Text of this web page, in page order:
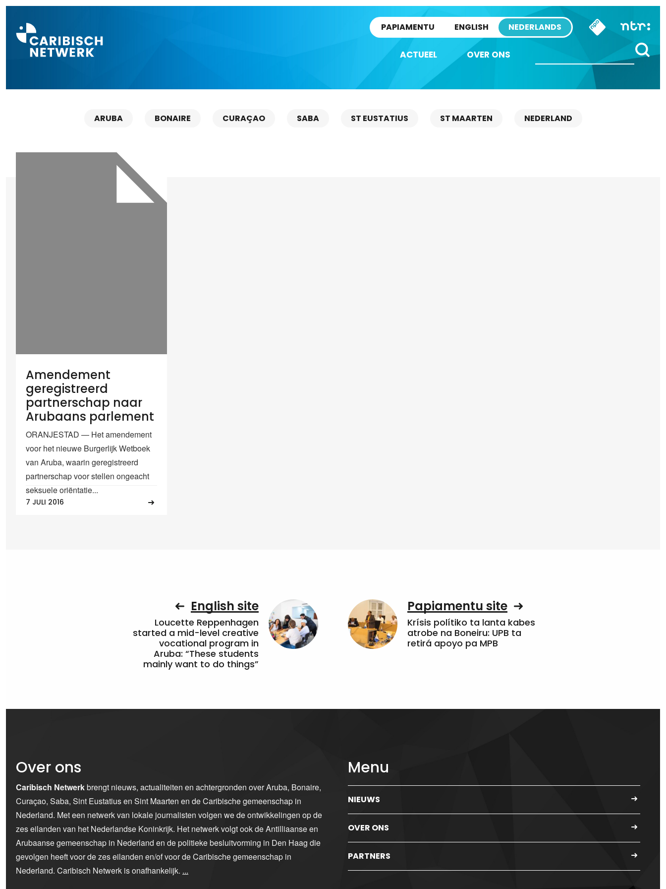
PAPIAMENTU ENGLISH NEDERLANDS
ACTUEEL OVER ONS
ARUBA BONAIRE CURAÇAO SABA ST EUSTATIUS ST MAARTEN NEDERLAND
Amendement
geregistreerd
partnerschap naar
Arubaans parlement
ORANJESTAD — Het amendement
voor het nieuwe Burgerlijk Wetboek
van Aruba, waarin geregistreerd
partnerschap voor stellen ongeacht
seksuele oriëntatie...
7 JULI 2016
English site
Loucette Reppenhagen
started a mid-level creative
vocational program in
Aruba: “These students
mainly want to do things”
Papiamentu site
Krísis polítiko ta lanta kabes
atrobe na Boneiru: UPB ta
retirá apoyo pa MPB
Over ons
Caribisch Netwerkbrengt nieuws, actualiteiten en achtergronden over Aruba, Bonaire,
Curaçao, Saba, Sint Eustatius en Sint Maarten en de Caribische gemeenschap in
Nederland. Met een netwerk van lokale journalisten volgen we de ontwikkelingen op de
zes eilanden van het Nederlandse Koninkrijk. Het netwerk volgt ook de Antilliaanse en
Arubaanse gemeenschap in Nederland en de politieke besluitvorming in Den Haag die
gevolgen heeft voor de zes eilanden en/of voor de Caribische gemeenschap in
Nederland. Caribisch Netwerk is onafhankelijk. ...
Menu
NIEUWS
OVER ONS
PARTNERS